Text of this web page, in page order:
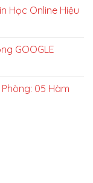
Học Online Hiệu
GOOGLE
05 Hàm